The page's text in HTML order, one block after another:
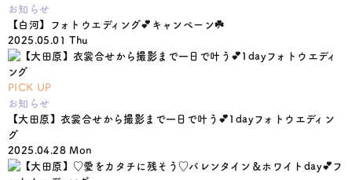
お知らせ
【白河】フォトウエディング💕キャンペーン☘️
2025.05.01 Thu
PICK UP
お知らせ
【大田原】衣裳合せから撮影まで一日で叶う💕1dayフォトウエディン
グ
2025.04.28 Mon